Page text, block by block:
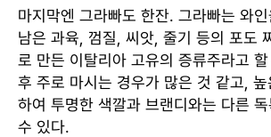
마지막엔 그라빠도 한잔. 그라빠는 와
남은 과육, 껌질, 씨앗, 줄기 등의 포도
로 만든 이탈리아 고유의 증류주라고
후 주로 마시는 경우가 많은 것 같고, 높
하여 투명한 색깔과 브랜디와는 다른
수 있다.